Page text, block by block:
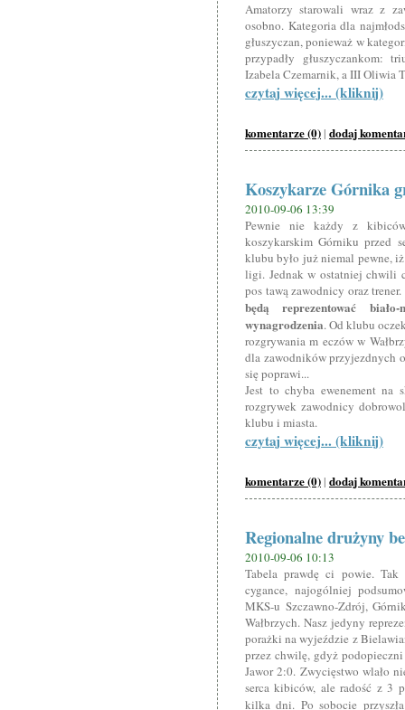
Amatorzy starowali wraz z
osobno. Kategoria dla
głuszyczan, ponieważ w
przypadły głuszyczankom:
Izabela Czemarnik, a III Oliwia
czytaj więcej... (kliknij)
komentarze (0) | dodaj
Koszykarze Górnika
2010-09-06 13:39
Pewnie nie każdy z
koszykarskim Górniku przed
klubu było już niemal pewne,
ligi. Jednak w ostatniej chwili
pos tawą zawodnicy oraz
będą reprezentować
wynagrodzenia. Od klubu
rozgrywania m eczów w
dla zawodników przyjezdnych
się poprawi...
Jest to chyba ewenement
rozgrywek zawodnicy
klubu i miasta.
czytaj więcej... (kliknij)
komentarze (0) | dodaj
Regionalne drużyny
2010-09-06 10:13
Tabela prawdę ci powie. Tak
cygance, najogólniej
MKS-u Szczawno-Zdrój,
Wałbrzych. Nasz jedyny
porażki na wyjeździe z
przez chwilę, gdyż
Jawor 2:0. Zwycięstwo wlało
serca kibiców, ale radość z 3
kilka dni. Po sobocie